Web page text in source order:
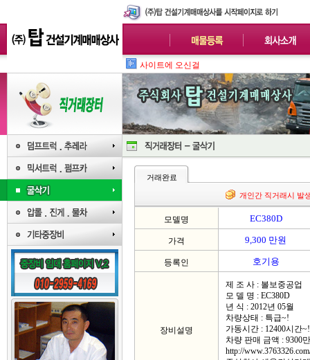
사이트에 오신걸 환영합니다.
거래완료
개인간 직거래시 발
모델명 EC380D
가격 9,300 만원
등록인 호기용
장비설명
제 조 사 : 볼보중공업
모 델 명 : EC380D
년 식 : 2012년 05월
차량상태 : 특급~!
가동시간 : 12400시간~!
차량 판매 금액 : 9300
http://